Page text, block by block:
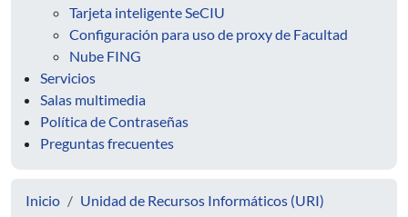
Tarjeta inteligente SeCIU
Configuración para uso de proxy de Facultad
Nube FING
Servicios
Salas multimedia
Política de Contraseñas
Preguntas frecuentes
Inicio
Unidad de Recursos Informáticos (URI)